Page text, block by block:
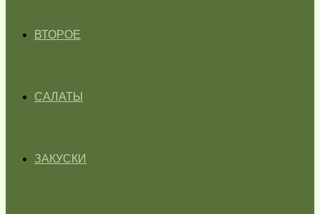
ВТОРОЕ
САЛАТЫ
ЗАКУСКИ